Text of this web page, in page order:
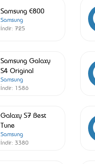
Samsung E800
Samsung
İndir: 725
Samsung Galaxy
S4 Original
Samsung
İndir: 1586
Galaxy S7 Best
Tune
Samsung
İndir: 3380